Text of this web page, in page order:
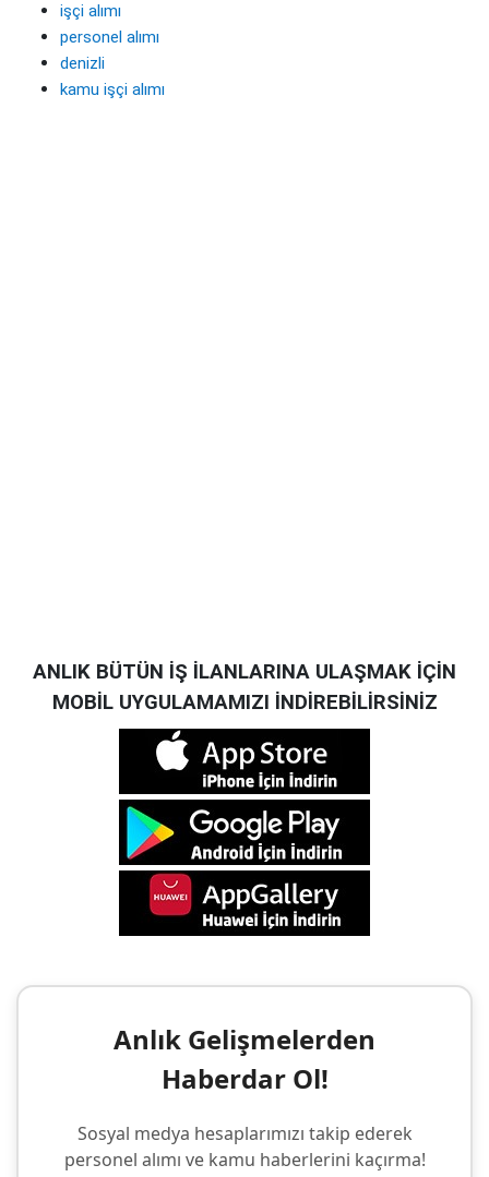
işçi alımı
personel alımı
denizli
kamu işçi alımı
ANLIK BÜTÜN İŞ İLANLARINA ULAŞMAK İÇİN
MOBİL UYGULAMAMIZI İNDİREBİLİRSİNİZ
Anlık Gelişmelerden
Haberdar Ol!
Sosyal medya hesaplarımızı takip ederek
personel alımı ve kamu haberlerini kaçırma!